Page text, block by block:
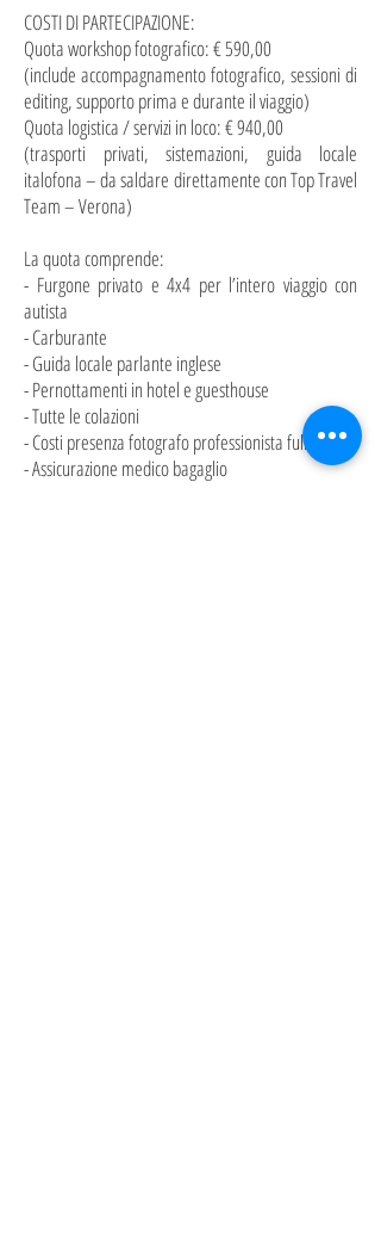
COSTI DI PARTECIPAZIONE:
Quota workshop fotografico: € 590,00
(include accompagnamento fotografico, sessioni di
editing, supporto prima e durante il viaggio)
Quota logistica / servizi in loco: € 940,00
(trasporti privati, sistemazioni, guida locale
italofona – da saldare direttamente con Top Travel
Team – Verona)
La quota comprende:
- Furgone privato e 4x4 per l’intero viaggio con
autista
- Carburante
- Guida locale parlante inglese
- Pernottamenti in hotel e guesthouse
- Tutte le colazioni
- Costi presenza fotografo professionista full-time
- Assicurazione medico bagaglio